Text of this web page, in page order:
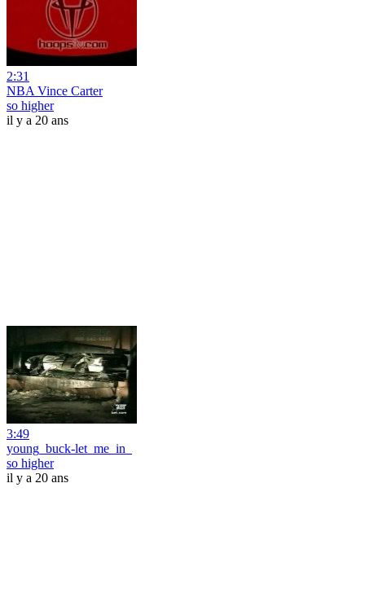
2:31
NBA Vince Carter
so higher
il y a 20 ans
3:49
young_buck-let_me_in_
so higher
il y a 20 ans